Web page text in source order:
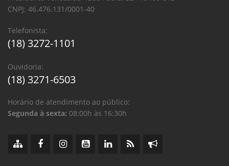
CNPJ: 46.476.131/0001-40
Telefonista:
(18) 3272-1101
Ouvidoria:
(18) 3271-6503
Horário de atendimento ao público:
Segunda à sexta: 08:00h às 16:30h